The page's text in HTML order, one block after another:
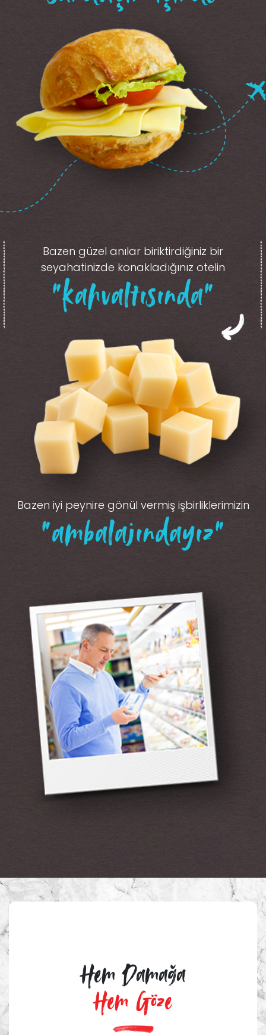
Bazen güzel anılar biriktirdiğiniz bir
seyahatinizde konakladığınız otelin
“kahvaltısında”
Bazen iyi peynire gönül vermiş işbirliklerimizin
“ambalajındayız”
Hem Damağa
Hem Göze